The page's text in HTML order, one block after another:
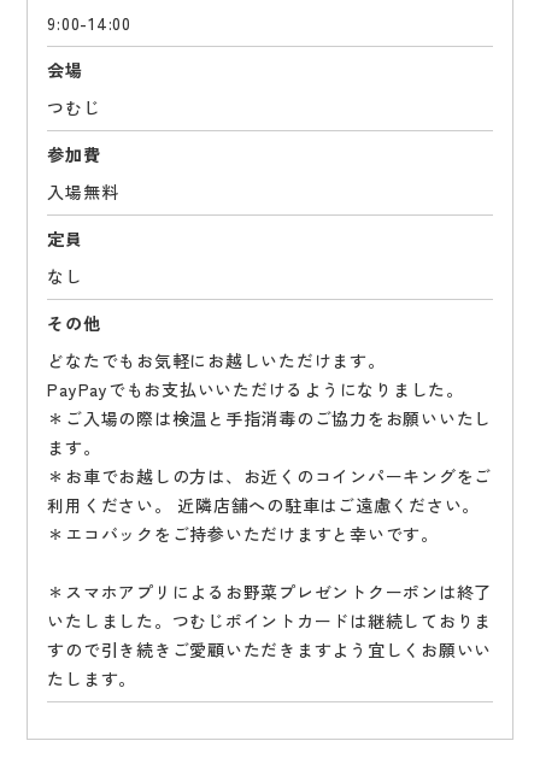
9:00-14:00
会場
つむじ
参加費
入場無料
定員
なし
その他
どなたでもお気軽にお越しいただけます。
PayPayでもお支払いいただけるようになりました。
＊ご入場の際は検温と手指消毒のご協力をお願いいたし
ます。
＊お車でお越しの方は、お近くのコインパーキングをご
利用ください。 近隣店舗への駐車はご遠慮ください。
＊エコバックをご持参いただけますと幸いです。
＊スマホアプリによるお野菜プレゼントクーポンは終了
いたしました。つむじポイントカードは継続しておりま
すので引き続きご愛顧いただきますよう宜しくお願いい
たします。